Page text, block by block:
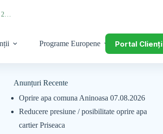
Programe Europene Portal Clienți
Anunțuri Recente
Oprire apa comuna Aninoasa 07.08.2026
Reducere presiune / posibilitate oprire apa
cartier Priseaca